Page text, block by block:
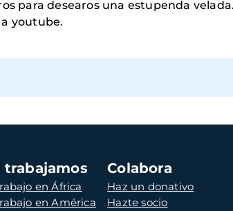
para desearos una estupenda velada.
youtube.
trabajamos
en África
en América
Colabora
Haz un donativo
Hazte socio